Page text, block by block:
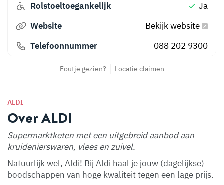
ALDI
Over ALDI
Supermarktketen met een uitgebreid aanbod aan
kruidenierswaren, vlees en zuivel.
Natuurlijk wel, Aldi! Bij Aldi haal je jouw (dagelijkse)
boodschappen van hoge kwaliteit tegen een lage prijs.
Rolstoeltoegankelijk
Ja
Website
Bekijk website
Telefoonnummer
088 202 9300
Foutje gezien? Locatie claimen